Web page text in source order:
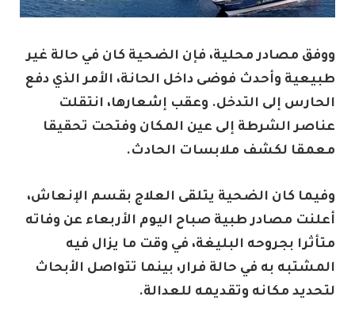
ووفق مصادر محلية، فإن الضحية كان في حالة غير
طبيعية وأحدث فوضى داخل الحانة، الأمر الذي دفع
الحارس إلى التدخل. وعقب إشعارها، انتقلت
عناصر الشرطة إلى عين المكان وفتحت تحقيقا
معمقا لكشف ملابسات الحادث.
وفيما كان الضحية يتلقى العلاج بقسم الإنعاش،
أعلنت مصادر طبية صباح اليوم الأربعاء عن وفاته
متأثرا بجروحه البليغة، في وقت ما يزال فيه
المشتبه به في حالة فرار، بينما تتواصل الأبحاث
لتحديد مكانه وتقديمه للعدالة.